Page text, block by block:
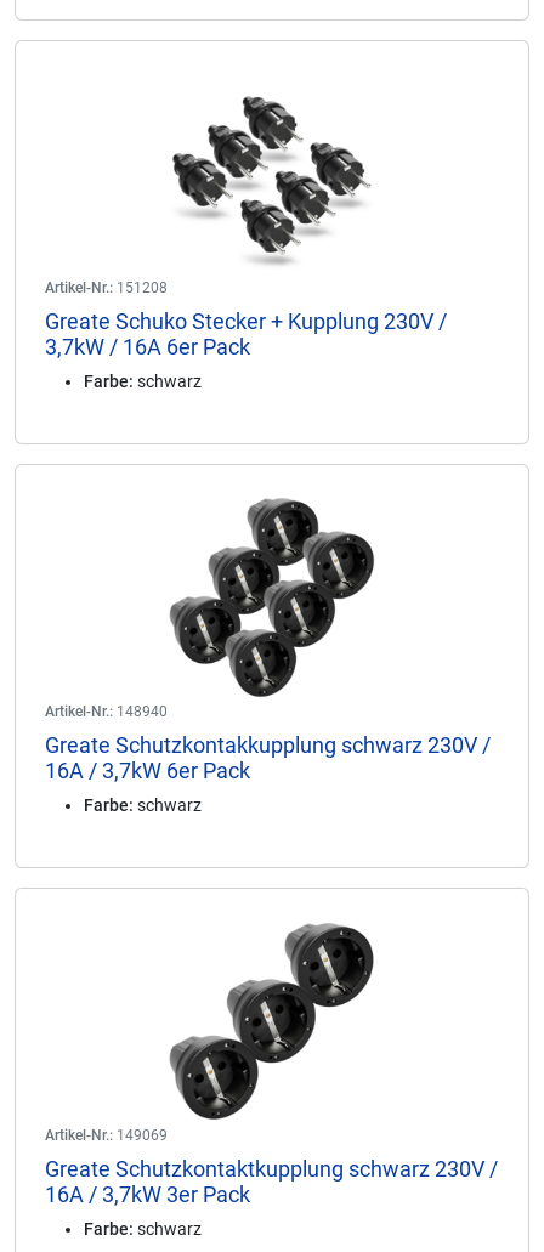
Artikel-Nr.: 151208
Greate Schuko Stecker + Kupplung 230V /
3,7kW / 16A 6er Pack
Farbe: schwarz
Artikel-Nr.: 148940
Greate Schutzkontakkupplung schwarz 230V /
16A / 3,7kW 6er Pack
Farbe: schwarz
Artikel-Nr.: 149069
Greate Schutzkontaktkupplung schwarz 230V /
16A / 3,7kW 3er Pack
Farbe: schwarz